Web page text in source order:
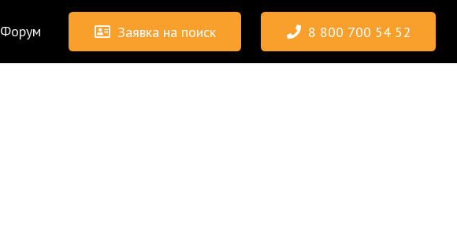
Форум Заявка на поиск 8 800 700 54 52